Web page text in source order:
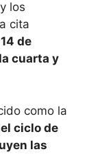
los
cita
de
cuarta y
como la
ciclo de
las